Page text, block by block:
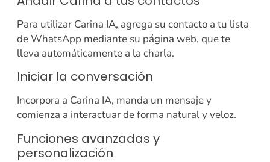
Para utilizar Carina IA, agrega su contacto a tu lista
de WhatsApp mediante su página web, que te
lleva automáticamente a la charla.
Iniciar la conversación
Incorpora a Carina IA, manda un mensaje y
comienza a interactuar de forma natural y veloz.
Funciones avanzadas y
personalización